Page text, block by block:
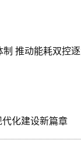
推动能耗双控
代化建设新篇章